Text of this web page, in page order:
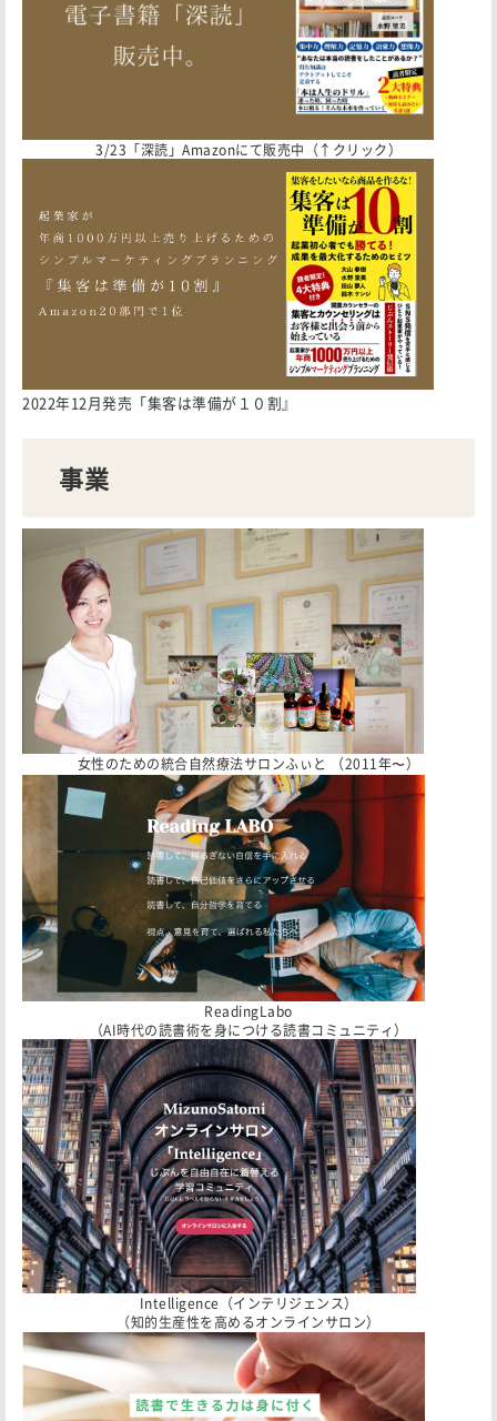
3/23「深読」Amazonにて販売中（↑クリック）
2022年12月発売「集客は準備が１０割』
事業
女性のための統合自然療法サロンふぃと （2011年〜）
ReadingLabo
（AI時代の読書術を身につける読書コミュニティ）
Intelligence（インテリジェンス）
（知的生産性を高めるオンラインサロン）